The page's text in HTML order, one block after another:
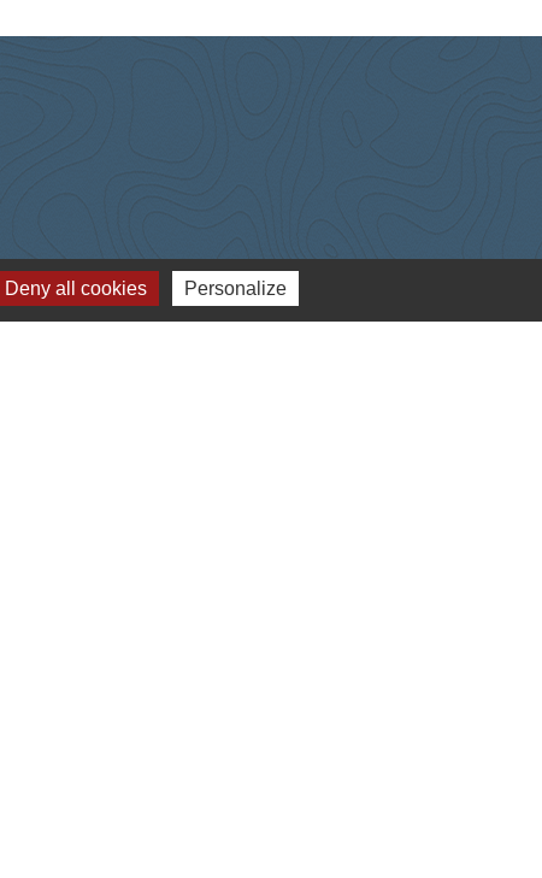
Deny all cookies Personalize